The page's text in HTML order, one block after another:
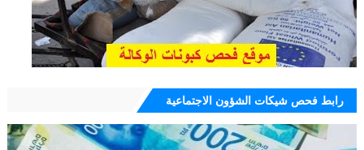
رابط فحص شيكات الشؤون الاجتماعية